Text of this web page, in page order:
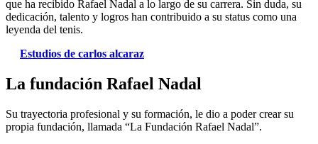
que ha recibido Rafael Nadal a lo largo de su carrera. Sin duda, su
dedicación, talento y logros han contribuido a su status como una
leyenda del tenis.
Estudios de carlos alcaraz
La fundación Rafael Nadal
Su trayectoria profesional y su formación, le dio a poder crear su
propia fundación, llamada “La Fundación Rafael Nadal”.